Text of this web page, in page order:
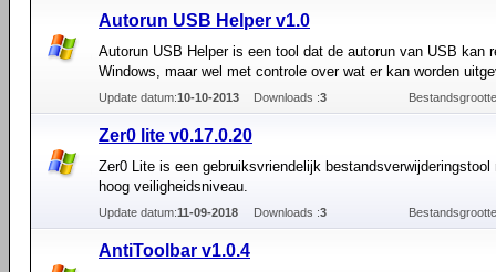
Autorun USB Helper v1.0
Autorun USB Helper is een tool dat de autorun van USB kan
Windows, maar wel met controle over wat er kan worden
Update datum:10-10-2013 Downloads :3
Zer0 lite v0.17.0.20
Zer0 Lite is een gebruiksvriendelijk bestandsverwijderingstool
hoog veiligheidsniveau.
Update datum:11-09-2018 Downloads :3
AntiToolbar v1.0.4